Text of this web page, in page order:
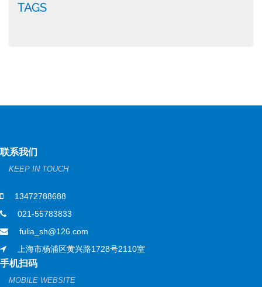
TAGS
联系我们
KEEP IN TOUCH
13472788688
021-55783833
fulia_sh@126.com
上海市杨浦区黄兴路1728号2110室
手机扫码
MOBILE WEBSITE